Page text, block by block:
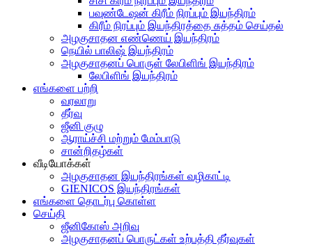
பவுண்டேஷன் கிரீம் நிரப்பும் இயந்திரம்
கிரீம் நிரப்பும் இயந்திரத்தை சுத்தம் செய்தல்
அழகுசாதன எண்ணெய் இயந்திரம்
நெயில் பாலிஷ் இயந்திரம்
அழகுசாதனப் பொருள் லேபிளிங் இயந்திரம்
லேபிளிங் இயந்திரம்
எங்களை பற்றி
வரலாறு
தீர்வு
ஜீனி குழு
ஆராய்ச்சி மற்றும் மேம்பாடு
சான்றிதழ்கள்
வீடியோக்கள்
அழகுசாதன இயந்திரங்கள் வழிகாட்டி
GIENICOS இயந்திரங்கள்
எங்களை தொடர்பு கொள்ள
செய்தி
ஜீனிகோஸ் அறிவு
அழகுசாதனப் பொருட்கள் உற்பத்தி தீர்வுகள்